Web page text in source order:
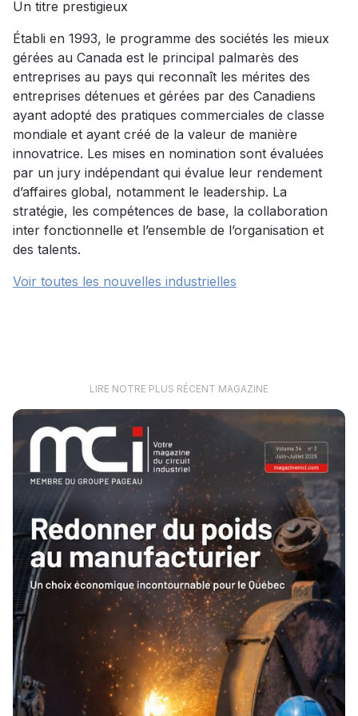
Un titre prestigieux
Établi en 1993, le programme des sociétés les mieux
gérées au Canada est le principal palmarès des
entreprises au pays qui reconnaît les mérites des
entreprises détenues et gérées par des Canadiens
ayant adopté des pratiques commerciales de classe
mondiale et ayant créé de la valeur de manière
innovatrice. Les mises en nomination sont évaluées
par un jury indépendant qui évalue leur rendement
d’affaires global, notamment le leadership. La
stratégie, les compétences de base, la collaboration
inter fonctionnelle et l’ensemble de l’organisation et
des talents.
Voir toutes les nouvelles industrielles
LIRE NOTRE PLUS RÉCENT MAGAZINE